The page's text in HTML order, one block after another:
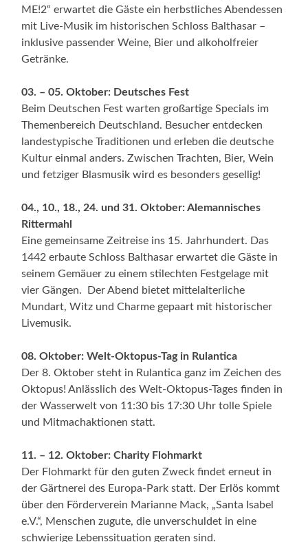
ME!2“ erwartet die Gäste ein herbstliches Abendessen
mit Live-Musik im historischen Schloss Balthasar –
inklusive passender Weine, Bier und alkoholfreier
Getränke.
03. – 05. Oktober: Deutsches Fest
Beim Deutschen Fest warten großartige Specials im
Themenbereich Deutschland. Besucher entdecken
landestypische Traditionen und erleben die deutsche
Kultur einmal anders. Zwischen Trachten, Bier, Wein
und fetziger Blasmusik wird es besonders gesellig!
04., 10., 18., 24. und 31. Oktober: Alemannisches
Rittermahl
Eine gemeinsame Zeitreise ins 15. Jahrhundert. Das
1442 erbaute Schloss Balthasar erwartet die Gäste in
seinem Gemäuer zu einem stilechten Festgelage mit
vier Gängen. Der Abend bietet mittelalterliche
Mundart, Witz und Charme gepaart mit historischer
Livemusik.
08. Oktober: Welt-Oktopus-Tag in Rulantica
Der 8. Oktober steht in Rulantica ganz im Zeichen des
Oktopus! Anlässlich des Welt-Oktopus-Tages finden in
der Wasserwelt von 11:30 bis 17:30 Uhr tolle Spiele
und Mitmachaktionen statt.
11. – 12. Oktober: Charity Flohmarkt
Der Flohmarkt für den guten Zweck findet erneut in
der Gärtnerei des Europa-Park statt. Der Erlös kommt
über den Förderverein Marianne Mack, „Santa Isabel
e.V.“, Menschen zugute, die unverschuldet in eine
schwierige Lebenssituation geraten sind.